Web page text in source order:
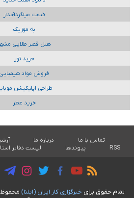
قیمت میلگردآجدار
به موزیک
هتل قصر طلایی
خرید تور
فروش مواد شیمیایی
طراحی اپلیکیشن
خرید عطر
تماس با ما درباره ما
RSS
پیوندها لیست دفاتر
تمام حقوق برای خبرگزاری کار ايران (ايلنا) محفوظ